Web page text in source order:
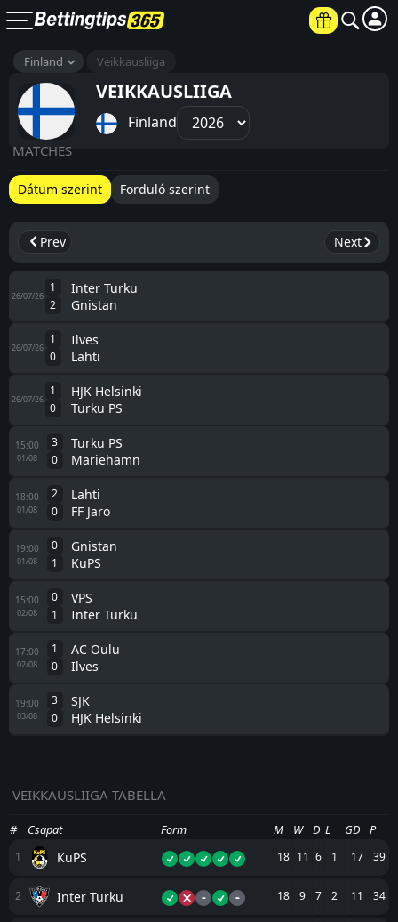
Finland Veikkausliiga
VEIKKAUSLIIGA
Finland
MATCHES
Dátum szerint Forduló szerint
Prev Next
26/07/26
1
2
Inter Turku
Gnistan
26/07/26
1
0
Ilves
Lahti
26/07/26
1
0
HJK Helsinki
Turku PS
15:00
01/08
3
0
Turku PS
Mariehamn
18:00
01/08
2
0
Lahti
FF Jaro
19:00
01/08
0
1
Gnistan
KuPS
15:00
02/08
0
1
VPS
Inter Turku
17:00
02/08
1
0
AC Oulu
Ilves
19:00
03/08
3
0
SJK
HJK Helsinki
VEIKKAUSLIIGA TABELLA
# Csapat Form M W D L GD P
1 KuPS 18 11 6 1 17 39
2 Inter Turku - - 18 9 7 2 11 34